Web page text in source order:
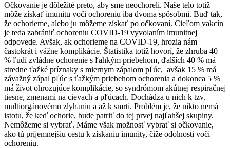
Očkovanie je dôležité preto, aby sme neochoreli. Naše telo totiž
môže získať imunitu voči ochoreniu iba dvoma spôsobmi. Buď tak,
že ochorieme, alebo ju môžeme získať po očkovaní. Cieľom vakcín
je teda zabrániť ochoreniu COVID-19 vyvolaním imunitnej
odpovede. Avšak, ak ochorieme na COVID-19, hrozia nám
častokrát i vážne komplikácie. Štatistika totiž hovorí, že zhruba 40
% ľudí zvládne ochorenie s ľahkým priebehom, ďalších 40 % má
stredne ťažké príznaky s miernym zápalom pľúc, avšak 15 % má
závažný zápal pľúc s ťažkým priebehom ochorenia a dokonca 5 %
má život ohrozujúce komplikácie, so syndrómom akútnej respiračnej
tiesne, zmenami na cievach a pľúcach. Dochádza u nich k tzv.
multiorgánovému zlyhaniu a až k smrti. Problém je, že nikto nemá
istotu, že keď ochorie, bude patriť do tej prvej najľahšej skupiny.
Nemôžeme si vybrať. Máme však možnosť vybrať si očkovanie,
ako tú príjemnejšiu cestu k získaniu imunity, čiže odolnosti voči
ochoreniu.